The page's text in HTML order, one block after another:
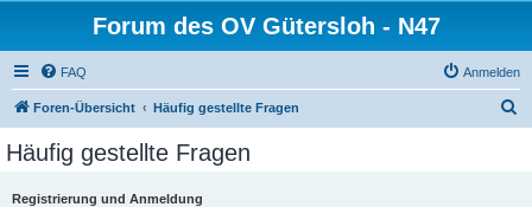
Forum des OV Gütersloh - N47
FAQ Anmelden
Foren-Übersicht Häufig gestellte Fragen
Häufig gestellte Fragen
Registrierung und Anmeldung